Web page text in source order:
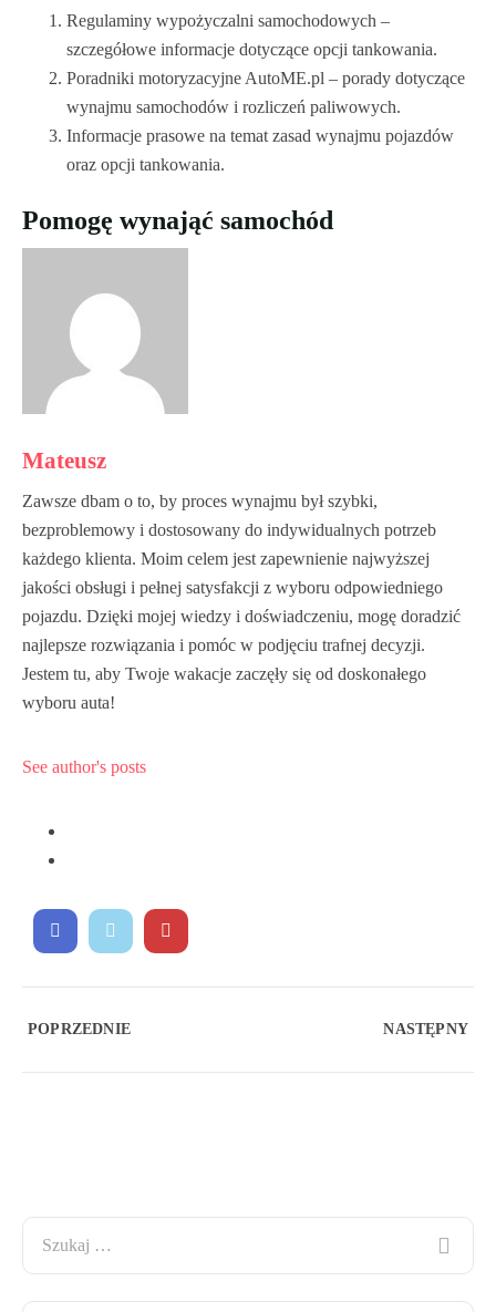
Regulaminy wypożyczalni samochodowych –
szczegółowe informacje dotyczące opcji tankowania.
Poradniki motoryzacyjne AutoME.pl – porady dotyczące
wynajmu samochodów i rozliczeń paliwowych.
Informacje prasowe na temat zasad wynajmu pojazdów
oraz opcji tankowania.
Pomogę wynająć samochód
Mateusz
Zawsze dbam o to, by proces wynajmu był szybki,
bezproblemowy i dostosowany do indywidualnych potrzeb
każdego klienta. Moim celem jest zapewnienie najwyższej
jakości obsługi i pełnej satysfakcji z wyboru odpowiedniego
pojazdu. Dzięki mojej wiedzy i doświadczeniu, mogę doradzić
najlepsze rozwiązania i pomóc w podjęciu trafnej decyzji.
Jestem tu, aby Twoje wakacje zaczęły się od doskonałego
wyboru auta!
See author's posts
POPRZEDNIE NASTĘPNY